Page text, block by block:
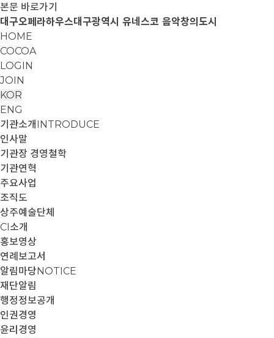
본문 바로가기
대구오페라하우스대구광역시 유네스코 음악창의도시
HOME
COCOA
LOGIN
JOIN
KOR
ENG
기관소개 INTRODUCE
인사말
기관장 경영철학
기관연혁
주요사업
조직도
상주예술단체
CI소개
홍보영상
연례보고서
알림마당NOTICE
재단알림
행정정보공개
인권경영
윤리경영